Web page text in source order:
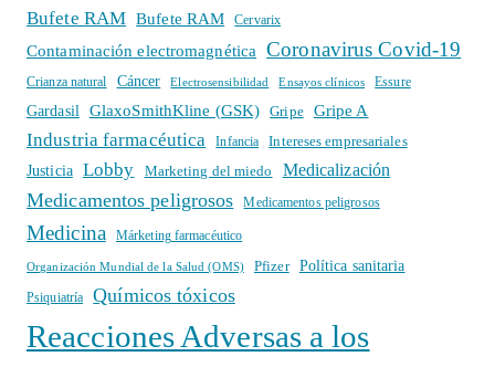
Bufete RAM Bufete RAM Cervarix
Contaminación electromagnética Coronavirus Covid-19
Crianza natural Cáncer Electrosensibilidad Ensayos clínicos Essure
Gardasil GlaxoSmithKline (GSK) Gripe Gripe A
Industria farmacéutica Infancia
Intereses empresariales
Justicia
Lobby Marketing del miedo Medicalización
Medicamentos peligrosos Medicamentos peligrosos
Medicina Márketing farmacéutico
Organización Mundial de la Salud (OMS) Pfizer Política sanitaria
Psiquiatría Químicos tóxicos
Reacciones Adversas a los